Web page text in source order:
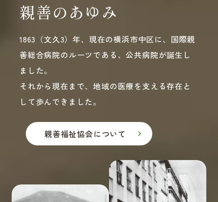
親善のあゆみ
1863（文久3）年、現在の横浜市中区に、 国際親
善総合病院のルーツである、公共病院が誕生し
ました。
それから現在まで、地域の医療を支える存在と
して歩んできました。
親善福祉協会について